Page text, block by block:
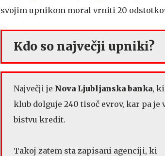
svojim upnikom moral vrniti 20
Kdo so največji upniki?
Največji je Nova Ljubljanska banka,
klub dolguje 240 tisoč evrov, kar pa je
bistvu kredit.
Takoj zatem sta zapisani agenciji, ki